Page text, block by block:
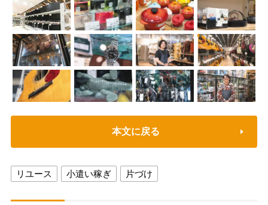
本文に戻る
リユース 小遣い稼ぎ 片づけ